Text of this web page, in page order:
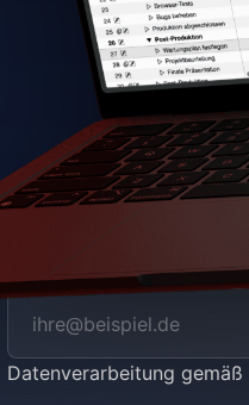
Datenverarbeitung gemäß